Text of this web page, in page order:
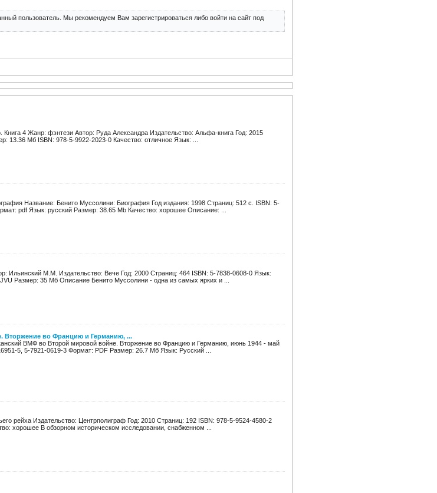
пользователь. Мы рекомендуем Вам зарегистрироваться либо войти на сайт под
4 Жанр: фэнтези Автор: Руда Александра Издательство: Альфа-книга Год: 2015
13.36 Мб ISBN: 978-5-9922-2023-0 Качество: отличное Язык: ...
Название: Бенито Муссолини: Биография Год издания: 1998 Страниц: 512 с. ISBN: 5-
pdf Язык: русский Размер: 38.65 Mb Качество: хорошее Описание: ...
Ильинский М.М. Издательство: Вече Год: 2000 Страниц: 464 ISBN: 5-7838-0608-0 Язык:
Размер: 35 Мб Описание Бенито Муссолини - одна из самых ярких и ...
во Францию и Германию, ...
ВМФ во Второй мировой войне. Вторжение во Францию и Германию, июнь 1944 - май
5, 5-7921-0619-3 Формат: PDF Размер: 26.7 Мб Язык: Русский ...
рейха Издательство: Центрполиграф Год: 2010 Страниц: 192 ISBN: 978-5-9524-4580-2
хорошее В обзорном историческом исследовании, снабженном ...